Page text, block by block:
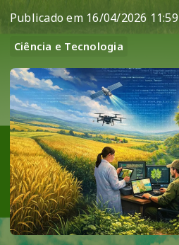
Publicado em 16/04/2026 11:59
Ciência e Tecnologia